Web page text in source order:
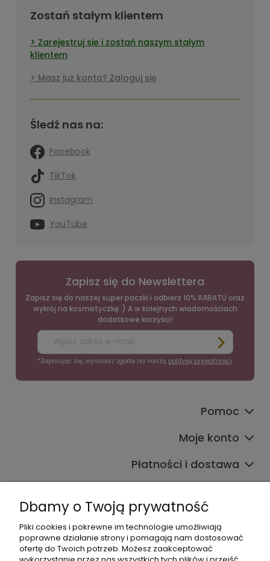
Zostań stałym klientem
Zarejestruj się i zostań naszym stałym
klientem
Masz już konto? Zaloguj się
Śledź nas na:
Facebook
TikTok
Instagram
YouTube
Zapisz się do Newslettera
Zapisz się do naszej super paczki i odbierz 10% RABATU oraz
wykrój na kosmetyczkę :) A w kolejnych wiadomościach
dodatkowe korzyści!
*Zapisując się, wyrażasz zgodę na naszą politykę prywatności.
Pomoc
Moje konto
Płatności i dostawa
Dbamy o Twoją prywatność
Pliki cookies i pokrewne im technologie umożliwiają
poprawne działanie strony i pomagają nam dostosować
ofertę do Twoich potrzeb. Możesz zaakceptować